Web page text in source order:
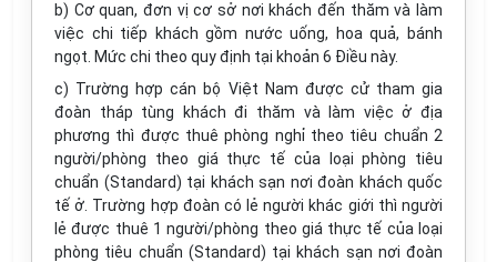
b) Cơ quan, đơn vị cơ sở nơi khách đến thăm và làm
việc chi tiếp khách gồm nước uống, hoa quả, bánh
ngọt. Mức chi theo quy định tại khoản 6 Điều này.
c) Trường hợp cán bộ Việt Nam được cử tham gia
đoàn tháp tùng khách đi thăm và làm việc ở địa
phương thì được thuê phòng nghỉ theo tiêu chuẩn 2
người/phòng theo giá thực tế của loại phòng tiêu
chuẩn (Standard) tại khách sạn nơi đoàn khách quốc
tế ở. Trường hợp đoàn có lẻ người khác giới thì người
lẻ được thuê 1 người/phòng theo giá thực tế của loại
phòng tiêu chuẩn (Standard) tại khách sạn nơi đoàn